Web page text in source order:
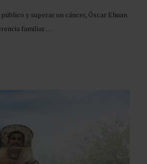
y superar un cáncer, Óscar Ehuan
familiar …